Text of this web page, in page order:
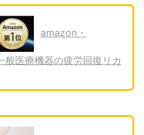
amazon・
般医療機器の疲労回復リカ